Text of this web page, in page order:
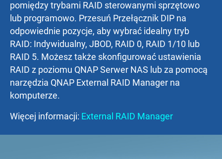
pomiędzy trybami RAID sterowanymi sprzętowo
lub programowo. Przesuń Przełącznik DIP na
odpowiednie pozycje, aby wybrać idealny tryb
RAID: Indywidualny, JBOD, RAID 0, RAID 1/10 lub
RAID 5. Możesz także skonfigurować ustawienia
RAID z poziomu QNAP Serwer NAS lub za pomocą
narzędzia QNAP External RAID Manager na
komputerze.
Więcej informacji: External RAID Manager